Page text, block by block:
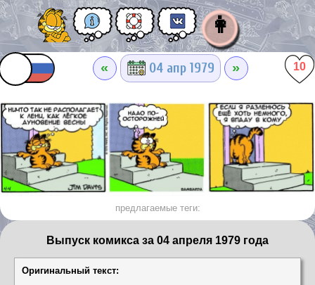
👩
« 04 апр 1979 » 10
предлагаемые теги:
Выпуск комикса за 04 апреля 1979 года
Оригинальный текст: